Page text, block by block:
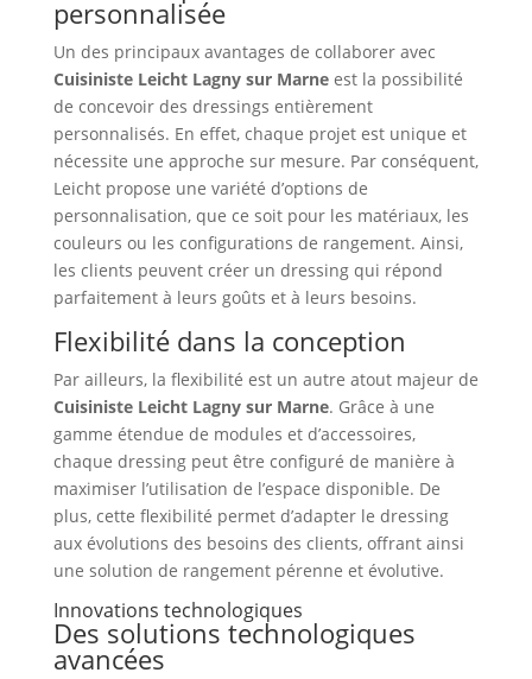
personnalisée
Un des principaux avantages de collaborer avec
Cuisiniste Leicht Lagny sur Marneest la possibilité
de concevoir des dressings entièrement
personnalisés. En effet, chaque projet est unique et
nécessite une approche sur mesure. Par conséquent,
Leicht propose une variété d’options de
personnalisation, que ce soit pour les matériaux, les
couleurs ou les configurations de rangement. Ainsi,
les clients peuvent créer un dressing qui répond
parfaitement à leurs goûts et à leurs besoins.
Flexibilité dans la conception
Par ailleurs, la flexibilité est un autre atout majeur de
Cuisiniste Leicht Lagny sur Marne. Grâce à une
gamme étendue de modules et d’accessoires,
chaque dressing peut être configuré de manière à
maximiser l’utilisation de l’espace disponible. De
plus, cette flexibilité permet d’adapter le dressing
aux évolutions des besoins des clients, offrant ainsi
une solution de rangement pérenne et évolutive.
Innovations technologiques
Des solutions technologiques
avancées